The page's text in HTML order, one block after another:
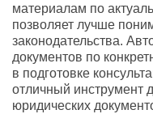
материалам по
позволяет лучше
законодательства.
документов по
в подготовке
отличный инструмент
юридических